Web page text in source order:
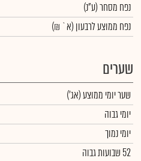
נפח מסחר(ע"נ)
נפח ממוצע לרבעון (א` ₪)
שערים
שער יומי ממוצע(אג')
יומי גבוה
יומי נמוך
52 שבועות גבוה